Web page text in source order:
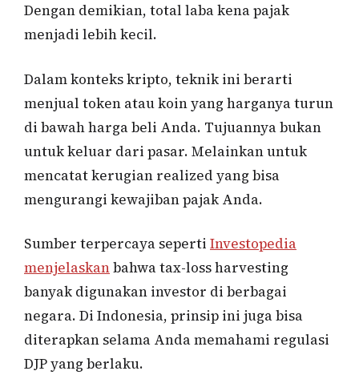
Dengan demikian, total laba kena pajak
menjadi lebih kecil.
Dalam konteks kripto, teknik ini berarti
menjual token atau koin yang harganya turun
di bawah harga beli Anda. Tujuannya bukan
untuk keluar dari pasar. Melainkan untuk
mencatat kerugian realized yang bisa
mengurangi kewajiban pajak Anda.
Sumber terpercaya seperti Investopedia
menjelaskanbahwa tax-loss harvesting
banyak digunakan investor di berbagai
negara. Di Indonesia, prinsip ini juga bisa
diterapkan selama Anda memahami regulasi
DJP yang berlaku.